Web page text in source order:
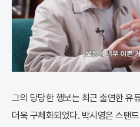
그의 당당한 행보는 최근 출연한 유
더욱 구체화되었다. 박시영은 스탠